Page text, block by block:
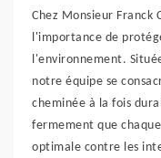
Chez Monsieur Franck
l'importance de
l'environnement.
notre équipe se
cheminée à la fois
fermement que
optimale contre les